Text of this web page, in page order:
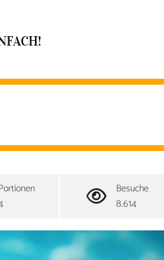
Besuche
8.614